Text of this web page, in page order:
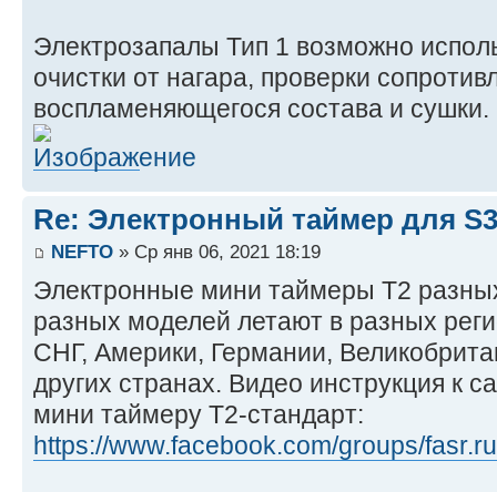
Электрозапалы Тип 1 возможно
очистки от нагара, проверки
воспламеняющегося состава и сушки.
Re: Электронный таймер для
NEFTO » Ср янв 06, 2021 18:19
Электронные мини таймеры Т2
разных моделей летают в разных
СНГ, Америки, Германии,
других странах. Видео инструкция к
мини таймеру Т2-стандарт:
https://www.facebook.com/groups/